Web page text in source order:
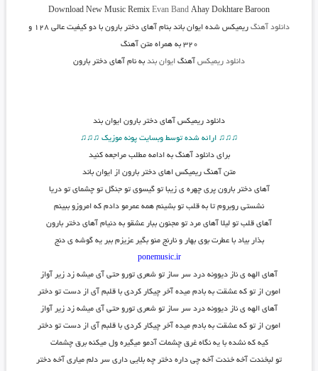
Download New Music Remix Evan Band Ahay Dokhtare Baroon
دانلود آهنگریمیکس شده ایوان باند بنام آهای دختر بارون
با دو کیفیت عالی ۱۲۸ و
۳۲۰ به همراه متن آهنگ
دانلود ریمیکسآهنگ ایوان بندبه نام آهای دختر بارون
دانلود ریمیکس آهای دختر بارون ایوان بند
♫♫♫ ارائه شده توسط وبسایت پونه موزیک ♫♫♫
برای دانلود آهنگ به ادامه مطلب مراجعه کنید
متن آهنگ ریمیکس اهای دختر بارون از ایوان باند
آهای دختر بارون پری چهره ی زیبا تو گیسوی تو جنگل تو چشمای تو دریا
نشستی روبروم تا به قلب تو بشینم همه عمرمو دادم که امروزو ببینم
آهای قلب تو لیلا آهای مرد تو مجنون ببار عشقو به دنیام آهای دختر بارون
بذار بیاد با عطرت بوی بهار و نارنج منو بگیر عزیزم ببر یه گوشه ی دنج
ponemusic.ir
آهای الهه ی ناز دیوونه درد سر ساز تو شعری تورو حتی آی میشه زد زیر آواز
امون از تو که عشقت به بادم میده آخر چیکار کردی با قلبم آی از دست تو دختر
آهای الهه ی ناز دیوونه درد سر ساز تو شعری تورو حتی آی میشه زد زیر آواز
امون از تو که عشقت به بادم میده آخر چیکار کردی با قلبم آی از دست تو دختر
کیه که نشده با یه نگاه غرق چشمات آدمو میگیره ول میکنه برق چشمات
تو لبخندت آخه خندت آخه چی داره دختر چه بلایی داری سر دلم میاری آخه دختر